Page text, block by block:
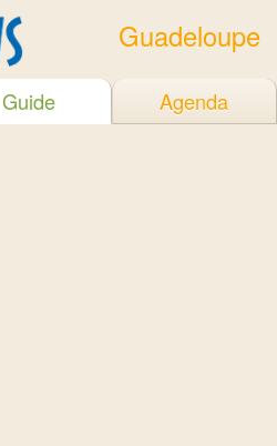
Guadeloupe
Guide Agenda